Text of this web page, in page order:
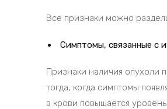
Все признаки можно
Симптомы, связанные с
Признаки наличия опухоли
тогда, когда симптомы
в крови повышается